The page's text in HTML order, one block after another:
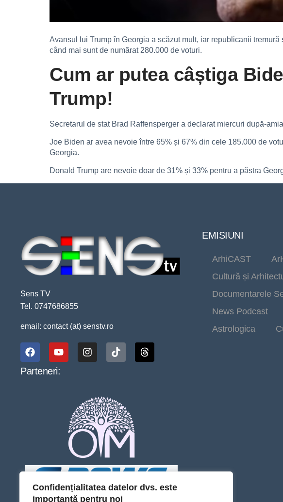
Confidențialitatea datelor dvs. este
importantă pentru noi
Avansul lui Trump în Georgia a scăzut mult, iar republicanii
când mai sunt de numărat 280.000 de voturi.
Cum ar putea câștiga
Trump!
Secretarul de stat Brad Raffensperger a declarat miercuri după-
Joe Biden ar avea nevoie între 65% și 67% din cele 185.000 de
Georgia.
Donald Trump are nevoie doar de 31% și 33% pentru a păstra
Sens TV
Tel. 0747686855
email: contact (at) senstv.ro
Parteneri:
EMISIUNI
ArhiCAST
Cultură și
Documentarele
News Podcast
Astrologica